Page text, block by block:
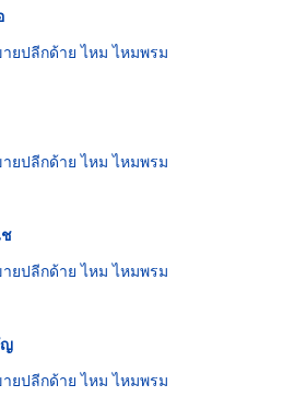
ยปลีกด้าย ไหม ไหมพรม
ยปลีกด้าย ไหม ไหมพรม
ยปลีกด้าย ไหม ไหมพรม
ยปลีกด้าย ไหม ไหมพรม